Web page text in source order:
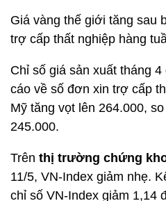
Giá vàng thế giới tăng sau
trợ cấp thất nghiệp hàng
Chỉ số giá sản xuất tháng
cáo về số đơn xin trợ cấp
Mỹ tăng vọt lên 264.000,
245.000.
Trên thị trường chứng
11/5, VN-Index giảm nhẹ.
chỉ số VN-Index giảm 1,14